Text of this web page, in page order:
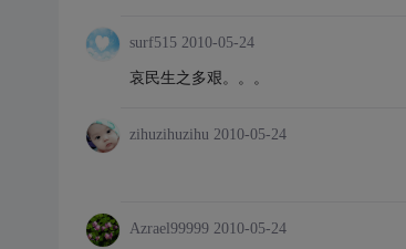
surf515 2010-05-24
哀民生之多艰。。。
zihuzihuzihu 2010-05-24
Azrael99999 2010-05-24